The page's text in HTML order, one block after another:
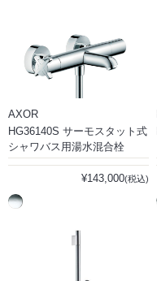
AXOR
HG36140S サーモスタット式
シャワバス用湯水混合栓
¥143,000(税込)